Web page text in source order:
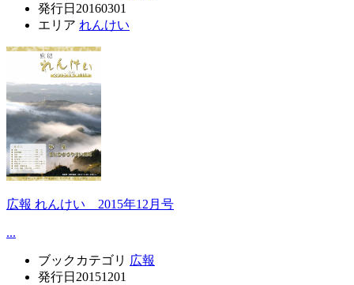
発行日 20160301
エリア れんけい
広報 れんけい 2015年12月号
...
ブックカテゴリ 広報
発行日 20151201